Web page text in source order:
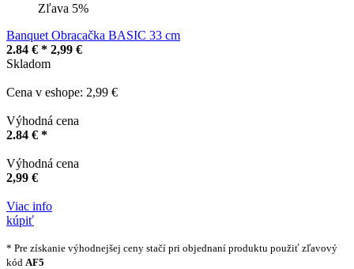
Zľava 5%
Banquet Obracačka BASIC 33 cm
2.84 € * 2,99 €
Skladom
Cena v eshope: 2,99 €
Výhodná cena
2.84 € *
Výhodná cena
2,99 €
Viac info
kúpiť
* Pre získanie výhodnejšej ceny stačí pri objednaní produktu použiť zľavový
kód AF5